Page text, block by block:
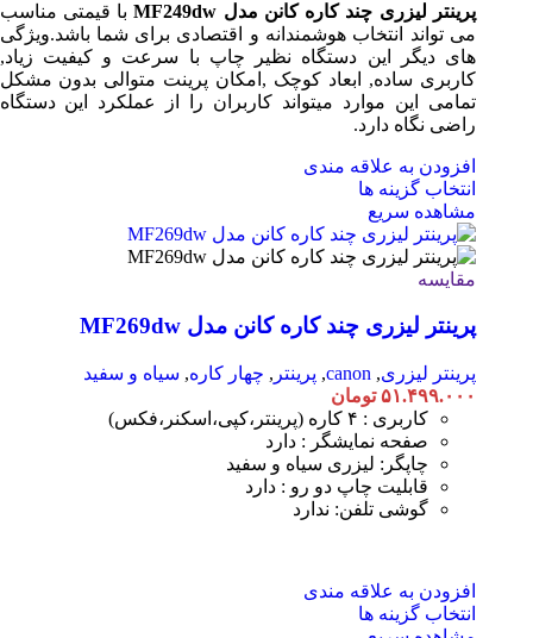
پرینتر لیزری چند کاره کانن مدل MF249dw
با قیمتی مناسب
می تواند انتخاب هوشمندانه و اقتصادی برای شما باشد.ویژگی
های دیگر این دستگاه نظیر چاپ با سرعت و کیفیت زیاد,
کاربری ساده, ابعاد کوچک ,امکان پرینت متوالی بدون مشکل
تمامی این موارد میتواند کاربران را از عملکرد این دستگاه
راضی نگاه دارد.
افزودن به علاقه مندی
انتخاب گزینه ها
مشاهده سریع
مقایسه
پرینتر لیزری چند کاره کانن مدل MF269dw
پرینتر لیزری,
canon
, پرینتر , چهار کاره, سیاه و سفید
۵۱.۴۹۹.۰۰۰ تومان
کاربری : ۴ کاره (پرینتر،کپی،اسکنر،فکس)
صفحه نمایشگر : دارد
چاپگر: لیزری سیاه و سفید
قابلیت چاپ دو رو : دارد
گوشی تلفن: ندارد
افزودن به علاقه مندی
انتخاب گزینه ها